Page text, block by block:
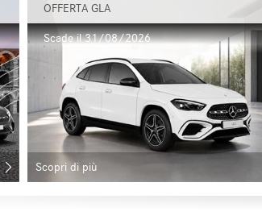
OFFERTA GLA
Scade il 31/08/2026
Scopri di più